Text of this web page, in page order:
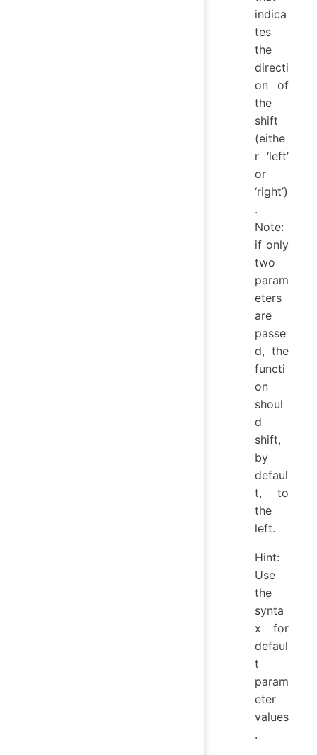
indica
tes
the
directi
on of
the
shift
(eithe
r ‘left’
or
‘right’)
.
Note:
if only
two
param
eters
are
passe
d, the
functi
on
shoul
d
shift,
by
defaul
t, to
the
left.
Hint:
Use
the
synta
x for
defaul
t
param
eter
values
.